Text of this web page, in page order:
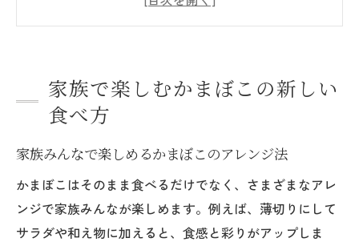
かまぼこを取り入れたお弁当のポイント
健康志向にぴったりなかまぼこの魅力
かまぼこが健康に良い理由と栄養ポイント
健康を意識したかまぼこの選び方とコツ
かまぼこは低脂肪・高タンパクでヘルシー
かまぼこを毎日食べるメリットと注意点
家族で楽しむかまぼこの新しい
食べ方
家族みんなで楽しめるかまぼこのアレンジ法
かまぼこはそのまま食べるだけでなく、さまざまなアレ
ンジで家族みんなが楽しめます。例えば、薄切りにして
サラダや和え物に加えると、食感と彩りがアップしま